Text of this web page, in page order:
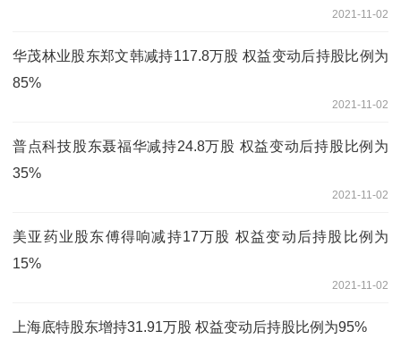
2021-11-02
华茂林业股东郑文韩减持117.8万股 权益变动后持股比例为
85%
2021-11-02
普点科技股东聂福华减持24.8万股 权益变动后持股比例为
35%
2021-11-02
美亚药业股东傅得响减持17万股 权益变动后持股比例为
15%
2021-11-02
上海底特股东增持31.91万股 权益变动后持股比例为95%